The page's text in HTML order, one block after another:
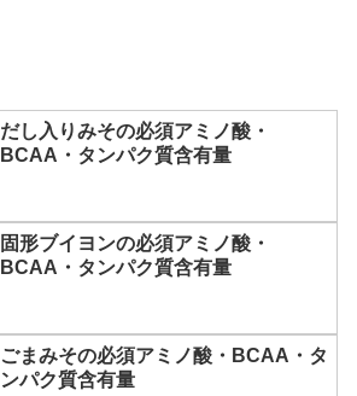
だし入りみその必須アミノ酸・
BCAA・タンパク質含有量
固形ブイヨンの必須アミノ酸・
BCAA・タンパク質含有量
ごまみその必須アミノ酸・BCAA・タ
ンパク質含有量